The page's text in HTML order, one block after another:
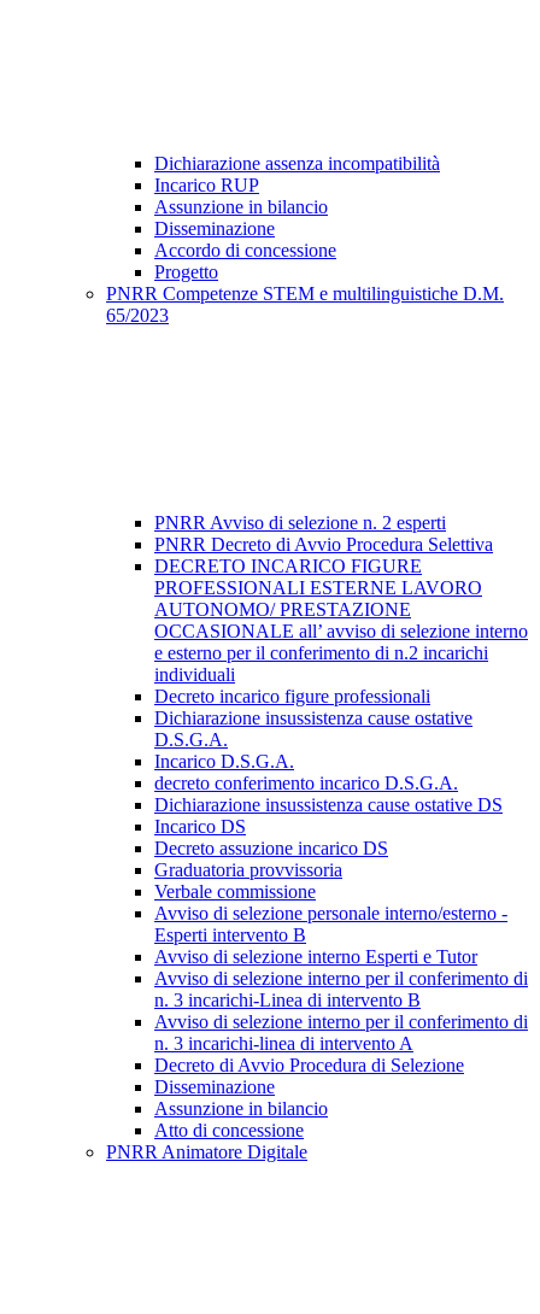
Dichiarazione assenza incompatibilità
Incarico RUP
Assunzione in bilancio
Disseminazione
Accordo di concessione
Progetto
PNRR Competenze STEM e multilinguistiche D.M.
65/2023
PNRR Avviso di selezione n. 2 esperti
PNRR Decreto di Avvio Procedura Selettiva
DECRETO INCARICO FIGURE
PROFESSIONALI ESTERNE LAVORO
AUTONOMO/ PRESTAZIONE
OCCASIONALE all’ avviso di selezione interno
e esterno per il conferimento di n.2 incarichi
individuali
Decreto incarico figure professionali
Dichiarazione insussistenza cause ostative
D.S.G.A.
Incarico D.S.G.A.
decreto conferimento incarico D.S.G.A.
Dichiarazione insussistenza cause ostative DS
Incarico DS
Decreto assuzione incarico DS
Graduatoria provvissoria
Verbale commissione
Avviso di selezione personale interno/esterno -
Esperti intervento B
Avviso di selezione interno Esperti e Tutor
Avviso di selezione interno per il conferimento di
n. 3 incarichi-Linea di intervento B
Avviso di selezione interno per il conferimento di
n. 3 incarichi-linea di intervento A
Decreto di Avvio Procedura di Selezione
Disseminazione
Assunzione in bilancio
Atto di concessione
PNRR Animatore Digitale